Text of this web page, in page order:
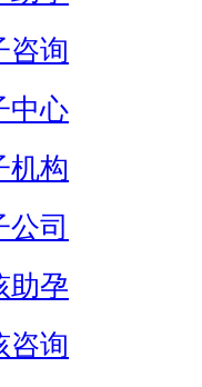
咨询
中心
机构
司
助孕
咨询